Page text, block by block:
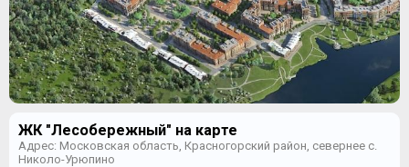
ЖК "Лесобережный" на карте
Адрес: Московская область, Красногорский район, севернее с.
Николо-Урюпино